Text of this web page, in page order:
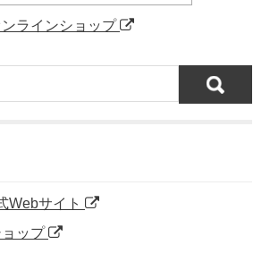
ラインショップ
Webサイト
ップ